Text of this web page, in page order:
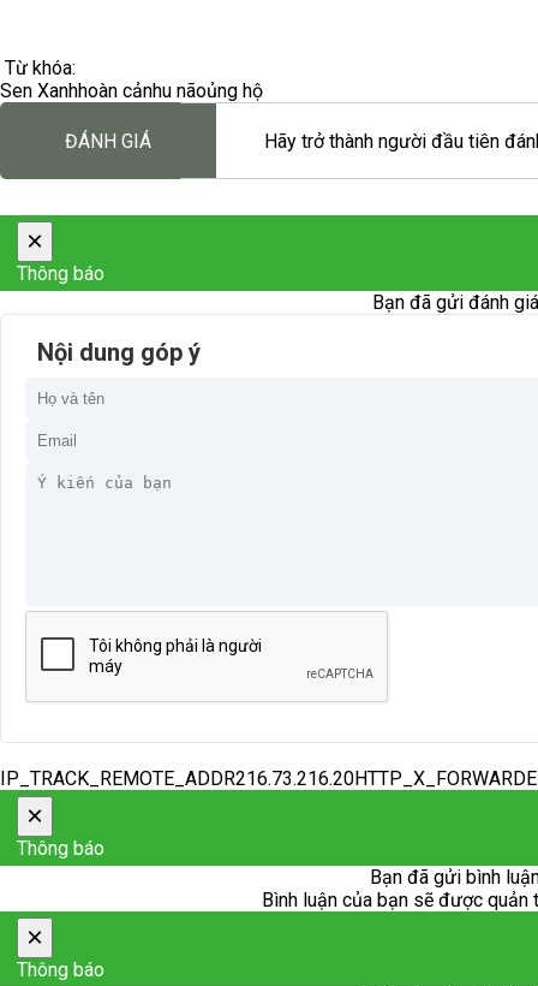
Từ khóa:
Sen Xanhhoàn cảnhu nãoủng hộ
ĐÁNH GIÁ Hãy trở thành người đầu tiên
×
Thông báo
Bạn đã gửi đánh
Nội dung góp ý
×
Thông báo
Bạn đã gửi bình
Bình luận của bạn sẽ được
×
Thông báo